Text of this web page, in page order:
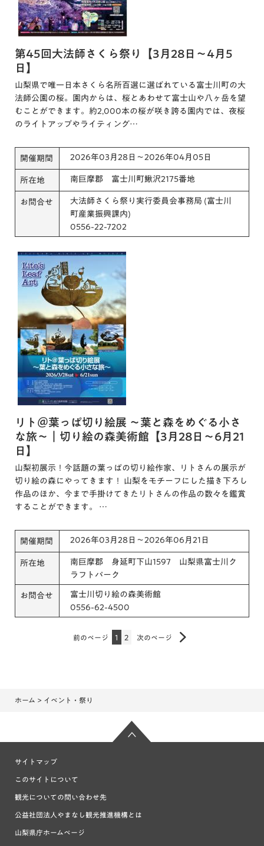
第45回大法師さくら祭り【3月28日～4月5
日】
山梨県で唯一日本さくら名所百選に選ばれている富士川町の大
法師公園の桜。園内からは、桜とあわせて富士山や八ヶ岳を望
むことができます。約2,000本の桜が咲き誇る園内では、夜桜
のライトアップやライティング…
開催期間 2026年03月28日～2026年04月05日
所在地 南巨摩郡 富士川町鰍沢2175番地
お問合せ
大法師さくら祭り実行委員会事務局 (富士川
町産業振興課内)
0556-22-7202
リト＠葉っぱ切り絵展 ～葉と森をめぐる小さ
な旅～｜切り絵の森美術館【3月28日～6月21
日】
山梨初展示！今話題の葉っぱの切り絵作家、リトさんの展示が
切り絵の森にやってきます！ 山梨をモチーフにした描き下ろし
作品のほか、今まで手掛けてきたリトさんの作品の数々を鑑賞
することができます。 …
開催期間 2026年03月28日～2026年06月21日
所在地
南巨摩郡 身延町下山1597 山梨県富士川ク
ラフトパーク
お問合せ
富士川切り絵の森美術館
0556-62-4500
前のページ 1 2 次のページ
ホーム > イベント・祭り
サイトマップ
このサイトについて
観光についての問い合わせ先
公益社団法人やまなし観光推進機構とは
山梨県庁ホームページ